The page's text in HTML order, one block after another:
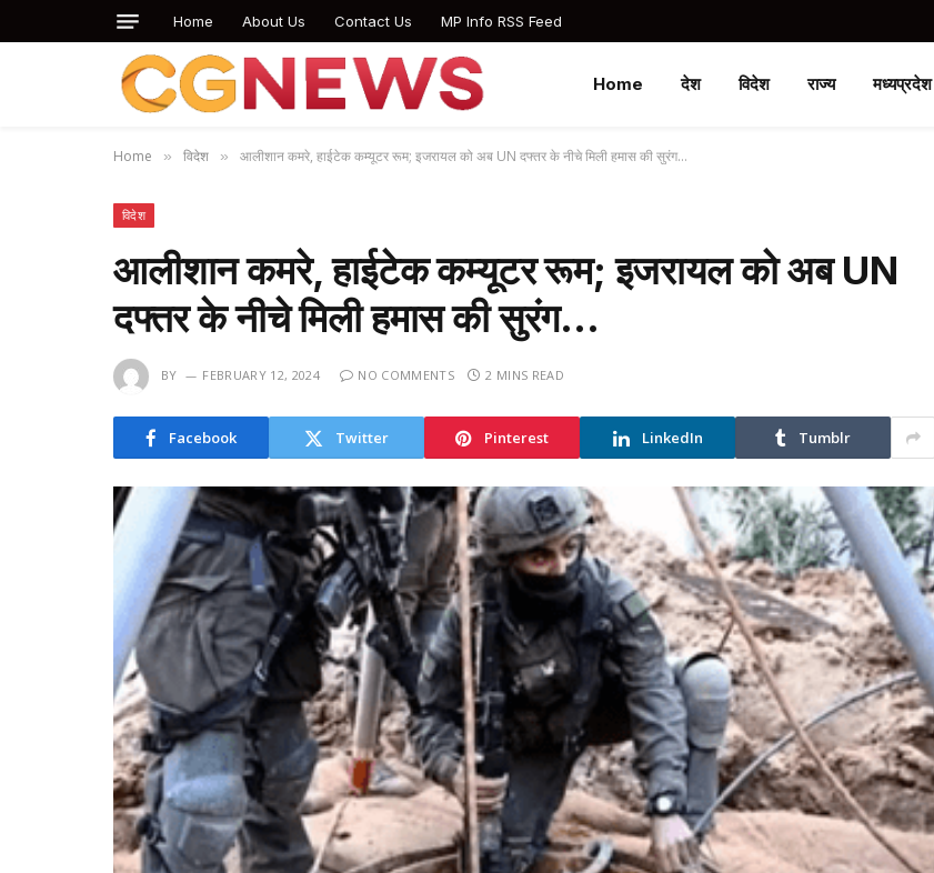
Home About Us Contact Us MP Info RSS Feed
Home देश विदेश राज्य मध्यप्रदेश
Home » विदेश » आलीशान कमरे, हाईटेक कम्यूटर रूम; इजरायल को अब UN दफ्तर के नीचे मिली हमास की सुरंग…
विदेश
आलीशान कमरे, हाईटेक कम्यूटर रूम; इजरायल को अब UN
दफ्तर के नीचे मिली हमास की सुरंग…
BY FEBRUARY 12, 2024 NO COMMENTS 2 MINS READ
Facebook Twitter Pinterest LinkedIn Tumblr